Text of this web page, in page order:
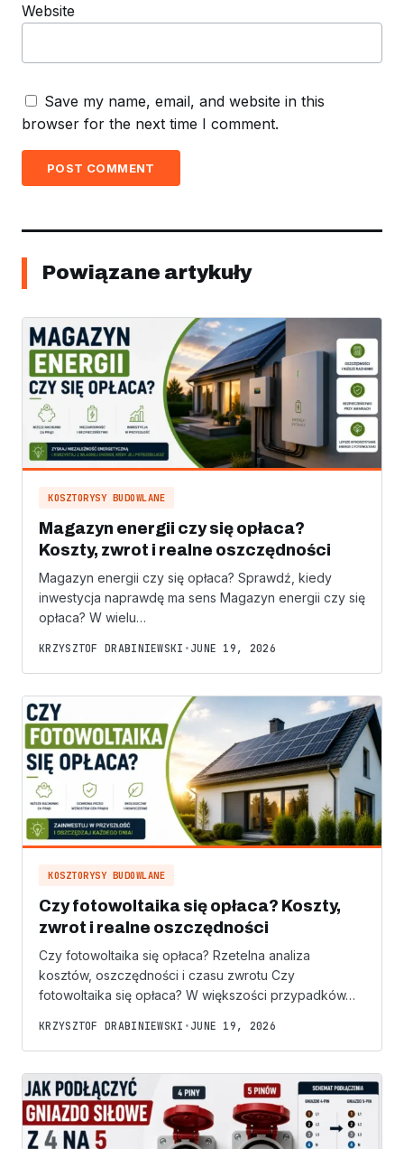
Website
Save my name, email, and website in this
browser for the next time I comment.
POST COMMENT
Powiązane artykuły
KOSZTORYSY BUDOWLANE
Magazyn energii czy się opłaca?
Koszty, zwrot i realne oszczędności
Magazyn energii czy się opłaca? Sprawdź, kiedy
inwestycja naprawdę ma sens Magazyn energii czy się
opłaca? W wielu…
KRZYSZTOF DRABINIEWSKI • JUNE 19, 2026
KOSZTORYSY BUDOWLANE
Czy fotowoltaika się opłaca? Koszty,
zwrot i realne oszczędności
Czy fotowoltaika się opłaca? Rzetelna analiza
kosztów, oszczędności i czasu zwrotu Czy
fotowoltaika się opłaca? W większości przypadków…
KRZYSZTOF DRABINIEWSKI • JUNE 19, 2026